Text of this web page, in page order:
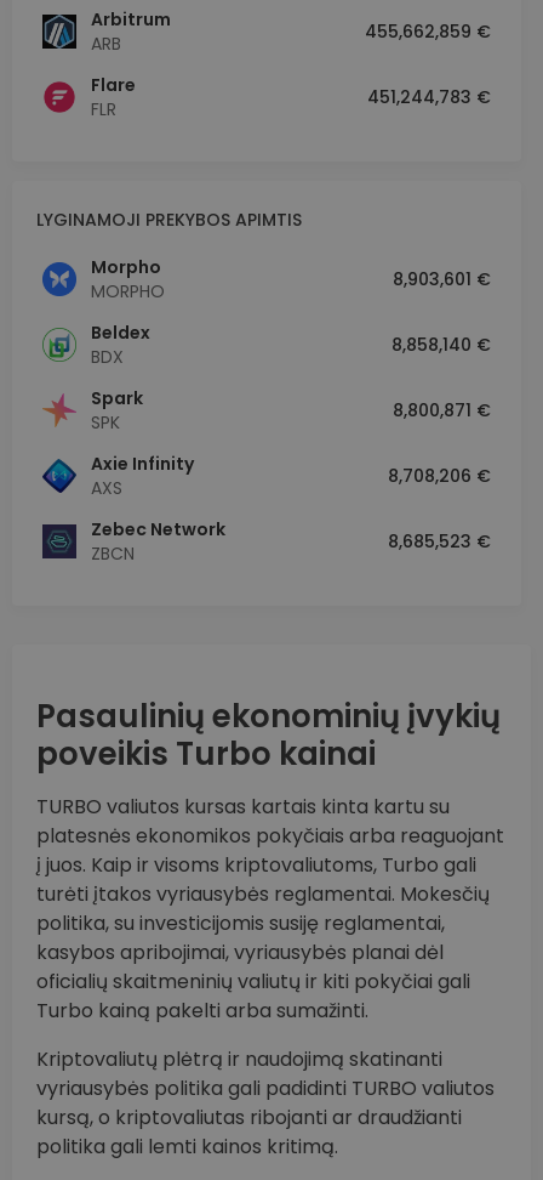
Arbitrum
ARB
455,662,859 €
Flare
FLR
451,244,783 €
LYGINAMOJI PREKYBOS APIMTIS
Morpho
MORPHO
8,903,601 €
Beldex
BDX
8,858,140 €
Spark
SPK
8,800,871 €
Axie Infinity
AXS
8,708,206 €
Zebec Network
ZBCN
8,685,523 €
Pasaulinių ekonominių įvykių
poveikis Turbo kainai
TURBO valiutos kursas kartais kinta kartu su
platesnės ekonomikos pokyčiais arba reaguojant
į juos. Kaip ir visoms kriptovaliutoms, Turbo gali
turėti įtakos vyriausybės reglamentai. Mokesčių
politika, su investicijomis susiję reglamentai,
kasybos apribojimai, vyriausybės planai dėl
oficialių skaitmeninių valiutų ir kiti pokyčiai gali
Turbo kainą pakelti arba sumažinti.
Kriptovaliutų plėtrą ir naudojimą skatinanti
vyriausybės politika gali padidinti TURBO valiutos
kursą, o kriptovaliutas ribojanti ar draudžianti
politika gali lemti kainos kritimą.